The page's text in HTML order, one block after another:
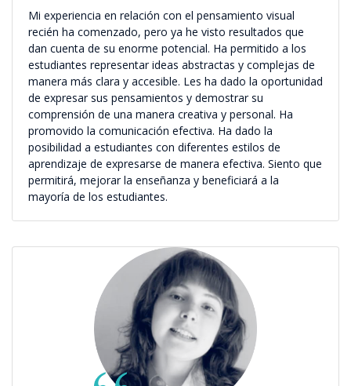
Mi experiencia en relación con el pensamiento visual
recién ha comenzado, pero ya he visto resultados que
dan cuenta de su enorme potencial. Ha permitido a los
estudiantes representar ideas abstractas y complejas de
manera más clara y accesible. Les ha dado la oportunidad
de expresar sus pensamientos y demostrar su
comprensión de una manera creativa y personal. Ha
promovido la comunicación efectiva. Ha dado la
posibilidad a estudiantes con diferentes estilos de
aprendizaje de expresarse de manera efectiva. Siento que
permitirá, mejorar la enseñanza y beneficiará a la
mayoría de los estudiantes.